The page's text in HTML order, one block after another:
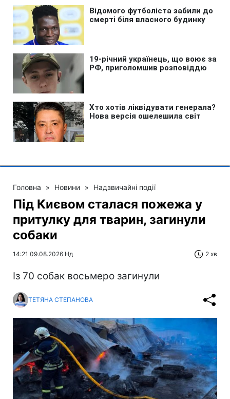
Головна » Новини » Надзвичайні події
Під Києвом сталася пожежа у
притулку для тварин, загинули
собаки
14:21 09.08.2026 Нд 2 хв
Із 70 собак восьмеро загинули
ТЕТЯНА СТЕПАНОВА